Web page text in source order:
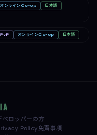
Romestead
オンラインCo-op 日本語
PC
めっちゃカメレオン
PvP オンラインCo-op 日本語
ロッパーの方
Policy免責事項